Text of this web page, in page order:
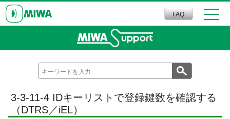
FAQ
3-3-11-4 IDキーリストで登録鍵数を確認する
（DTRS／iEL）